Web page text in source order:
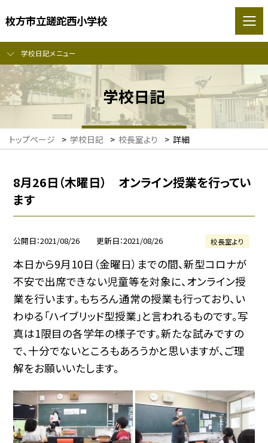
枚方市立蹉跎西小学校
学校日記メニュー
学校日記
トップページ > 学校日記 > 校長室より > 詳細
8月26日（木曜日） オンライン授業を行ってい
ます
公開日 2021/08/26 更新日 2021/08/26 校長室より
本日から9月10日（金曜日）までの間、新型コロナが
不安で出席できない児童等を対象に、オンライン授
業を行います。もちろん通常の授業も行っており、い
わゆる「ハイブリッド型授業」と言われるものです。写
真は1限目の各学年の様子です。新たな試みですの
で、十分でないところもあろうかと思いますが、ご理
解をお願いいたします。